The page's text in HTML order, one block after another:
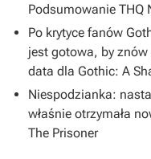
Podsumowanie THQ
Po krytyce fanów
jest gotowa, by
data dla Gothic: A
Niespodzianka:
właśnie otrzymała
The Prisoner